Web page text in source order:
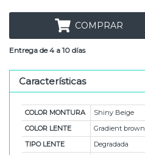
COMPRAR
Entrega de 4 a 10 días
Características
COLOR MONTURA
Shiny Beige
COLOR LENTE
Gradient brown
TIPO LENTE
Degradada